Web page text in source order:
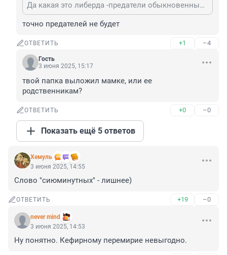
Да какая это либерда -предатели обыкновенные. Тут никому не нужны и там скоро не будут.
точно предателей не будет
ОТВЕТИТЬ +1 –4
Гость
3 июня 2025, 15:17
твой папка выложил мамке, или ее
родственникам?
ОТВЕТИТЬ +0 –0
Показать ещё 5 ответов
Xемуль
3 июня 2025, 14:55
Слово "сиюминутных" - лишнее)
ОТВЕТИТЬ +19 –0
never mind
3 июня 2025, 14:53
Ну понятно. Кефирному перемирие невыгодно.